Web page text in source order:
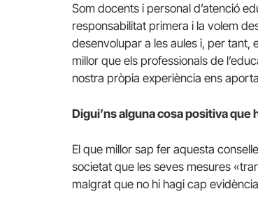
Som docents i personal d’atenció
responsabilitat primera i la volem
desenvolupar a les aules i, per tant,
millor que els professionals de
nostra pròpia experiència ens
Digui’ns alguna cosa positiva que
El que millor sap fer aquesta
societat que les seves mesures
malgrat que no hi hagi cap